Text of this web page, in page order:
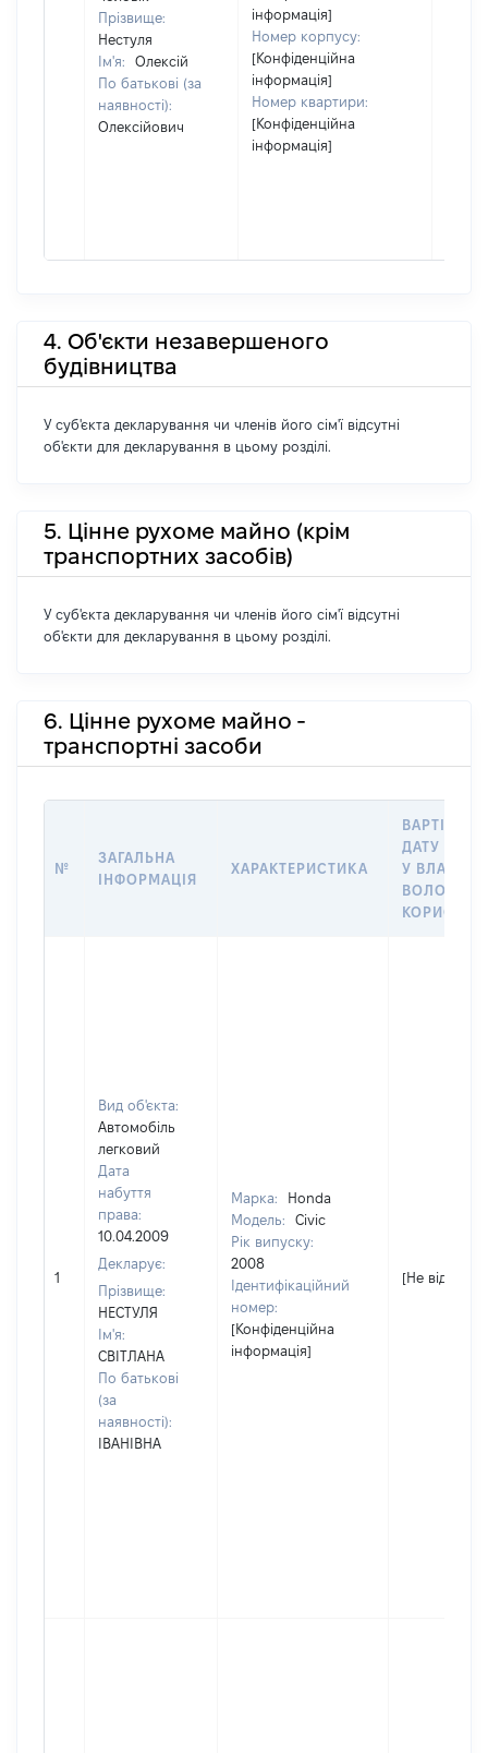
Прізвище:
Нестуля
Ім'я:
Олексій
По батькові (за
наявності):
Олексійович
інформація]
Номер корпусу:
[Конфіденційна
інформація]
Номер квартири:
[Конфіденційна
інформація]
4. Об'єкти незавершеного
будівництва
У суб'єкта декларування чи членів його сім'ї відсутні
об'єкти для декларування в цьому розділі.
5. Цінне рухоме майно (крім
транспортних засобів)
У суб'єкта декларування чи членів його сім'ї відсутні
об'єкти для декларування в цьому розділі.
6. Цінне рухоме майно -
транспортні засоби
№
ЗАГАЛЬНА
ІНФОРМАЦІЯ
ХАРАКТЕРИСТИКА
ВАРТІСТЬ
ДАТУ
У
1
Вид об'єкта:
Автомобіль
легковий
Дата
набуття
права:
10.04.2009
Декларує:
Прізвище:
НЕСТУЛЯ
Ім'я:
СВІТЛАНА
По батькові
(за
наявності):
ІВАНІВНА
Марка:
Honda
Модель:
Civic
Рік випуску:
2008
Ідентифікаційний
номер:
[Конфіденційна
інформація]
[Не відомо]